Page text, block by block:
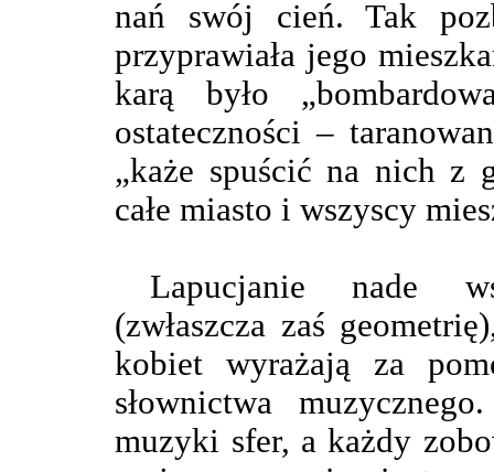
nań swój cień. Tak
przyprawiała jego
karą było
ostateczności –
„każe spuścić na nich z
całe miasto i wszyscy
Lapucjanie nade
(zwłaszcza zaś
kobiet wyrażają za
słownictwa
muzyki sfer, a każdy